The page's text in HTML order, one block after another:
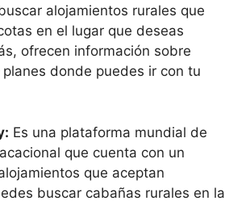
alojamientos rurales que
en el lugar que deseas
ofrecen información sobre
donde puedes ir con tu
Es una plataforma mundial de
que cuenta con un
que aceptan
buscar cabañas rurales en la